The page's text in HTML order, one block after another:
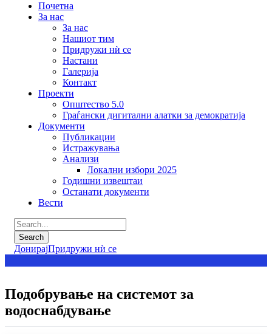
Почетна
За нас
За нас
Нашиот тим
Придружи нѝ се
Настани
Галерија
Контакт
Проекти
Општество 5.0
Граѓански дигитални алатки за демократија
Документи
Публикации
Истражувања
Анализи
Локални избори 2025
Годишни извештаи
Останати документи
Вести
ДонирајПридружи нѝ се
Подобрување на системот за
водоснабдување